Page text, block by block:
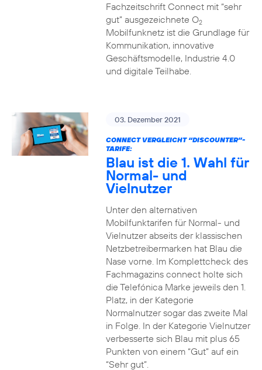
Fachzeitschrift Connect mit “sehr
gut” ausgezeichnete O2
Mobilfunknetz ist die Grundlage für
Kommunikation, innovative
Geschäftsmodelle, Industrie 4.0
und digitale Teilhabe.
03. Dezember 2021
CONNECT VERGLEICHT “DISCOUNTER”-
TARIFE:
Blau ist die 1. Wahl für
Normal- und
Vielnutzer
Unter den alternativen
Mobilfunktarifen für Normal- und
Vielnutzer abseits der klassischen
Netzbetreibermarken hat Blau die
Nase vorne. Im Komplettcheck des
Fachmagazins connect holte sich
die Telefónica Marke jeweils den 1.
Platz, in der Kategorie
Normalnutzer sogar das zweite Mal
in Folge. In der Kategorie Vielnutzer
verbesserte sich Blau mit plus 65
Punkten von einem “Gut” auf ein
“Sehr gut”.